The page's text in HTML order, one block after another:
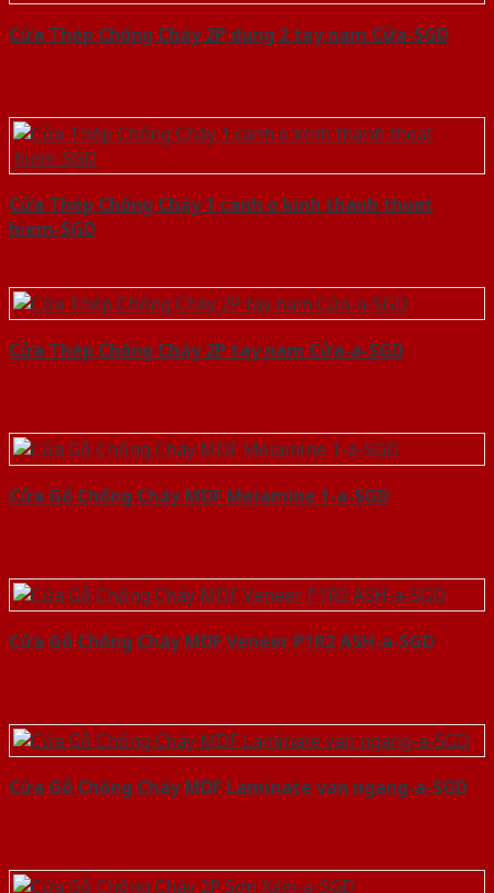
Cửa Thép Chống Cháy 2P dung 2 tay nam Cửa-SGD
Cửa Thép Chống Cháy 1 canh o kinh thanh thoat
hiem-SGD
Cửa Thép Chống Cháy 2P tay nam Cửa-a-SGD
Cửa Gỗ Chống Cháy MDF Melamine 1-a-SGD
Cửa Gỗ Chống Cháy MDF Veneer P1R2 ASH-a-SGD
Cửa Gỗ Chống Cháy MDF Laminate van ngang-a-SGD